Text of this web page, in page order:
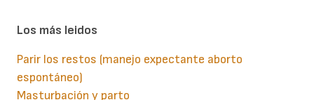
Los más leidos
Parir los restos (manejo expectante aborto
espontáneo)
Masturbación y parto